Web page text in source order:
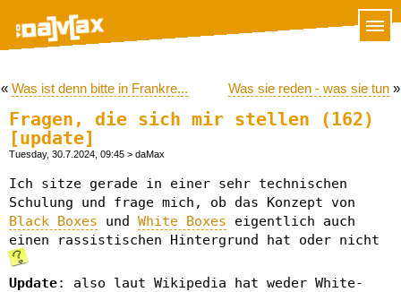
« Was ist denn bitte in Frankre... Was sie reden - was sie tun »
Fragen, die sich mir stellen (162)
[update]
Tuesday, 30.7.2024, 09:45 > daMax
Ich sitze gerade in einer sehr technischen
Schulung und frage mich, ob das Konzept von
Black Boxes und White Boxes eigentlich auch
einen rassistischen Hintergrund hat oder nicht
Update: also laut Wikipedia hat weder White-